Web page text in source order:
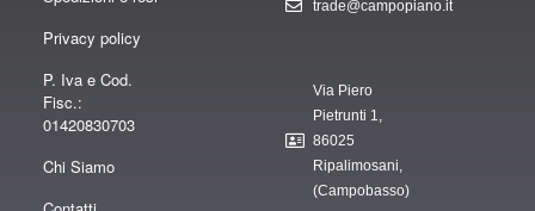
Privacy policy
P. Iva e Cod.
Fisc.:
01420830703
Chi Siamo
trade@campopiano.it
Via Piero
Pietrunti 1,
86025
Ripalimosani,
(Campobasso)